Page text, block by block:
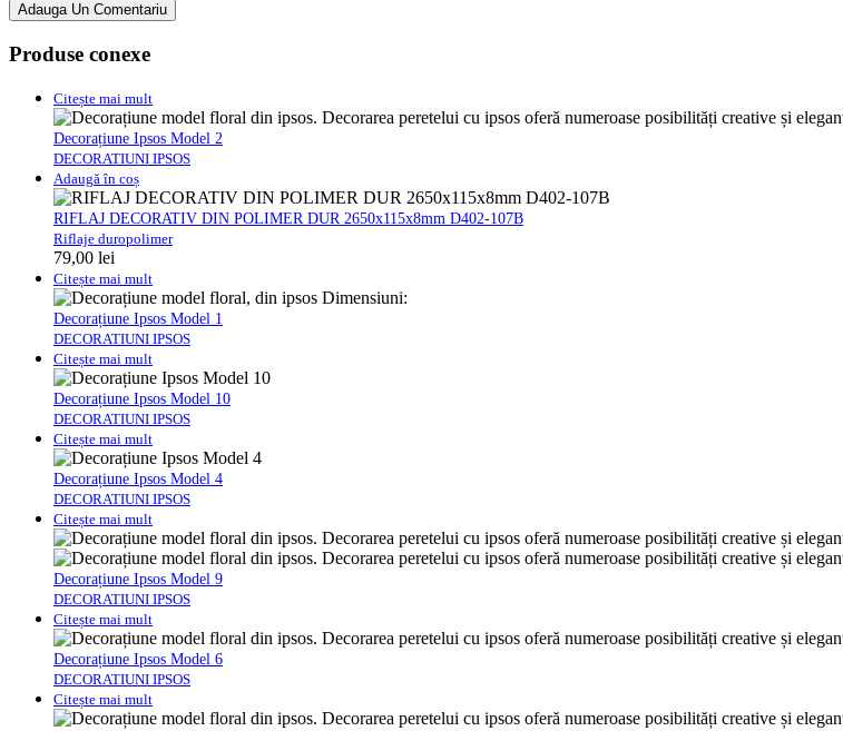
Adauga Un Comentariu
Produse conexe
Citește mai mult
Decorațiune Ipsos Model 2
DECORATIUNI IPSOS
Adaugă în coș
RIFLAJ DECORATIV DIN POLIMER DUR 2650x115x8mm D402-107B
Riflaje duropolimer
79,00 lei
Citește mai mult
Decorațiune Ipsos Model 1
DECORATIUNI IPSOS
Citește mai mult
Decorațiune Ipsos Model 10
DECORATIUNI IPSOS
Citește mai mult
Decorațiune Ipsos Model 4
DECORATIUNI IPSOS
Citește mai mult
Decorațiune Ipsos Model 9
DECORATIUNI IPSOS
Citește mai mult
Decorațiune Ipsos Model 6
DECORATIUNI IPSOS
Citește mai mult